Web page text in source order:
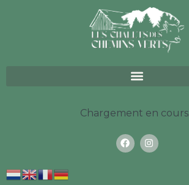
Chargement en